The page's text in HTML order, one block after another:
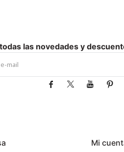
Mi
las novedades y
   